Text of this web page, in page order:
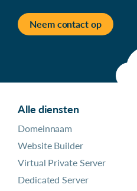
Neem contact op
Alle diensten
Domeinnaam
Website Builder
Virtual Private Server
Dedicated Server